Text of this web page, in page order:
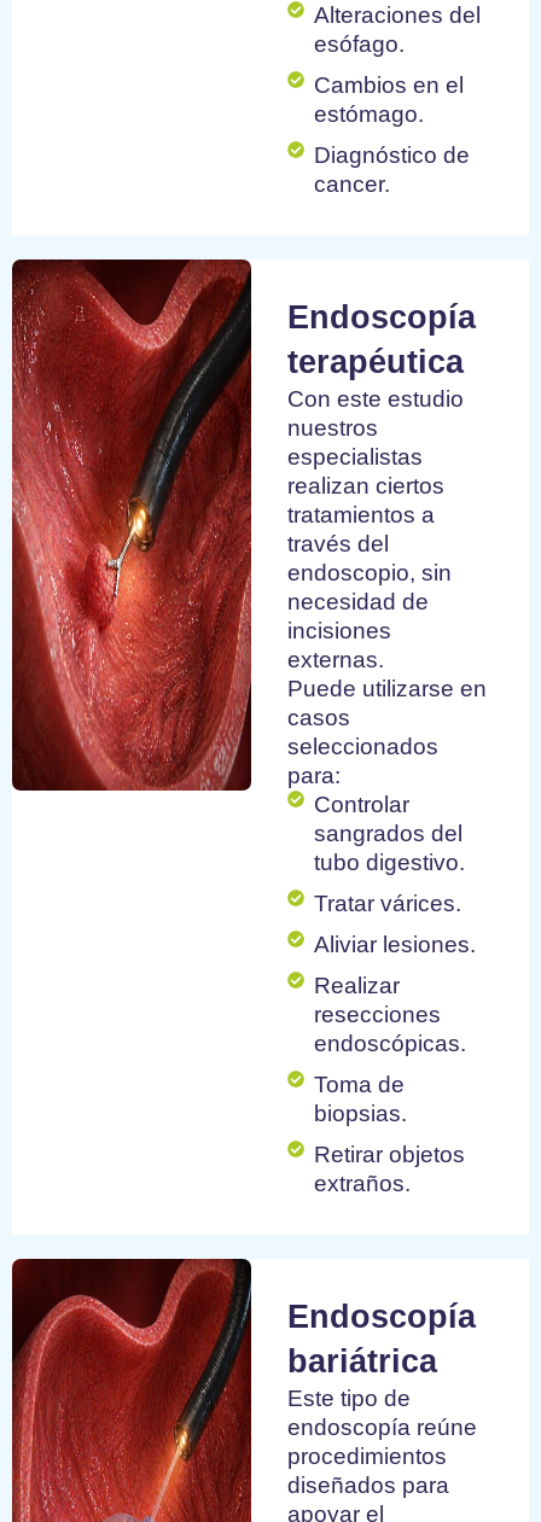
Alteraciones del
esófago.
Cambios en el
estómago.
Diagnóstico de
cancer.
Endoscopía
terapéutica
Con este estudio
nuestros
especialistas
realizan ciertos
tratamientos a
través del
endoscopio, sin
necesidad de
incisiones
externas.
Puede utilizarse en
casos
seleccionados
para:
Controlar
sangrados del
tubo digestivo.
Tratar várices.
Aliviar lesiones.
Realizar
resecciones
endoscópicas.
Toma de
biopsias.
Retirar objetos
extraños.
Endoscopía
bariátrica
Este tipo de
endoscopía reúne
procedimientos
diseñados para
apoyar el